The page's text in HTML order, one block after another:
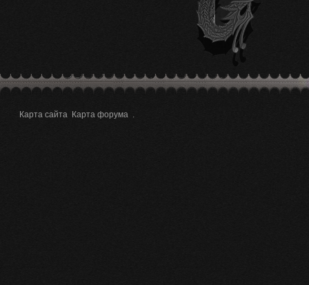
Карта сайта Карта форума